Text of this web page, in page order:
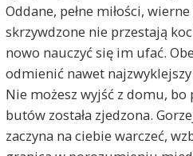
Oddane, pełne miłości,
skrzywdzone nie przestają
nowo nauczyć się im ufać.
odmienić nawet najzwyklejszy
Nie możesz wyjść z domu, bo
butów została zjedzona.
zaczyna na ciebie warczeć,